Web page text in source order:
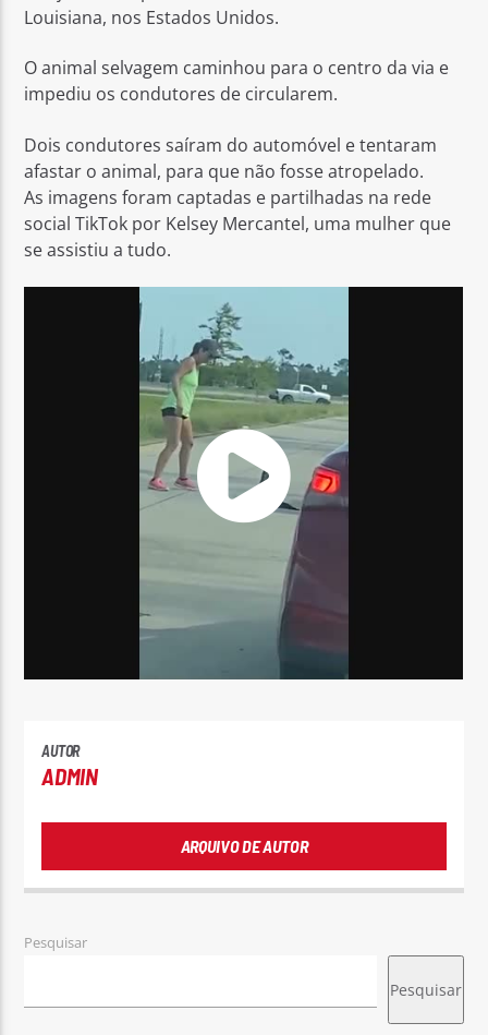
Rádio No ar
Louisiana, nos Estados Unidos.
O animal selvagem caminhou para o centro da via e
impediu os condutores de circularem.
Dois condutores saíram do automóvel e tentaram
afastar o animal, para que não fosse atropelado.
As imagens foram captadas e partilhadas na rede
social TikTok por Kelsey Mercantel, uma mulher que
se assistiu a tudo.
AUTOR
ADMIN
ARQUIVO DE AUTOR
Pesquisar
Pesquisar